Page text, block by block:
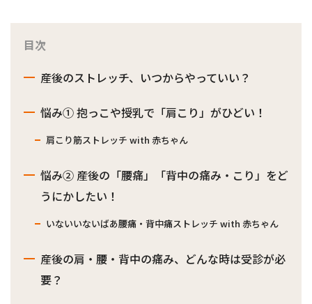
目次
産後のストレッチ、いつからやっていい？
悩み① 抱っこや授乳で「肩こり」がひどい！
肩こり筋ストレッチ with 赤ちゃん
悩み② 産後の「腰痛」「背中の痛み・こり」をど
うにかしたい！
いないいないばあ腰痛・背中痛ストレッチ with 赤ちゃん
産後の肩・腰・背中の痛み、どんな時は受診が必
要？